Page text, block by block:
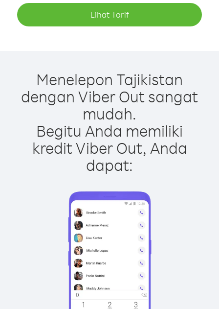
Lihat Tarif
Menelepon Tajikistan
dengan Viber Out sangat
mudah.
Begitu Anda memiliki
kredit Viber Out, Anda
dapat: